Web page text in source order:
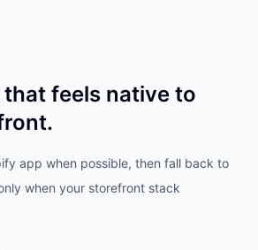
feels native to
app when possible, then fall back to
when your storefront stack